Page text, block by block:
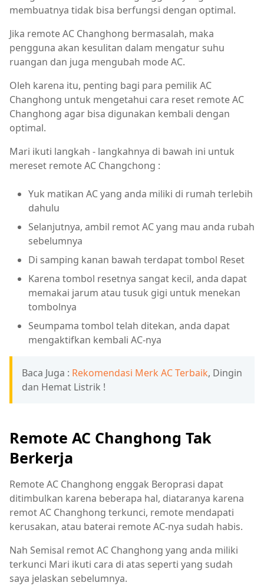
membuatnya tidak bisa berfungsi dengan optimal.
Jika remote AC Changhong bermasalah, maka
pengguna akan kesulitan dalam mengatur suhu
ruangan dan juga mengubah mode AC.
Oleh karena itu, penting bagi para pemilik AC
Changhong untuk mengetahui cara reset remote AC
Changhong agar bisa digunakan kembali dengan
optimal.
Mari ikuti langkah - langkahnya di bawah ini untuk
mereset remote AC Changchong :
Yuk matikan AC yang anda miliki di rumah terlebih
dahulu
Selanjutnya, ambil remot AC yang mau anda rubah
sebelumnya
Di samping kanan bawah terdapat tombol Reset
Karena tombol resetnya sangat kecil, anda dapat
memakai jarum atau tusuk gigi untuk menekan
tombolnya
Seumpama tombol telah ditekan, anda dapat
mengaktifkan kembali AC-nya
Baca Juga : Rekomendasi Merk AC Terbaik, Dingin
dan Hemat Listrik !
Remote AC Changhong Tak
Berkerja
Remote AC Changhong enggak Beroprasi dapat
ditimbulkan karena beberapa hal, diataranya karena
remot AC Changhong terkunci, remote mendapati
kerusakan, atau baterai remote AC-nya sudah habis.
Nah Semisal remot AC Changhong yang anda miliki
terkunci Mari ikuti cara di atas seperti yang sudah
saya jelaskan sebelumnya.